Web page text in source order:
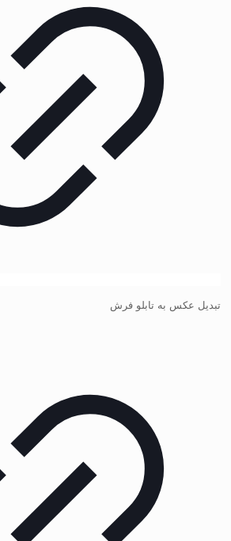
تبدیل عکس به تابلو فرش